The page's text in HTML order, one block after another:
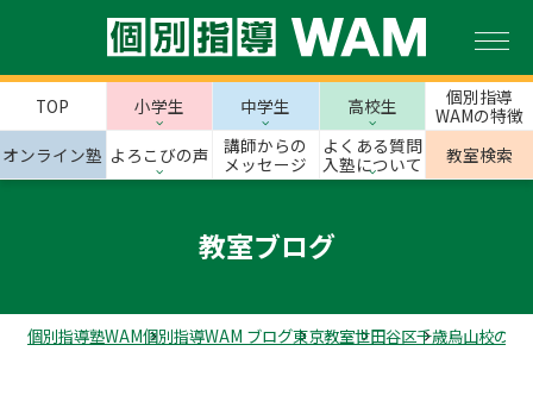
TOP 小学生 中学生 高校生
個別指導
WAMの特徴
オンライン塾 よろこびの声
講師からの
メッセージ
よくある質問
入塾について
教室検索
教室ブログ
個別指導塾WAM個別指導WAM ブログ東京教室世田谷区千歳烏山校のス